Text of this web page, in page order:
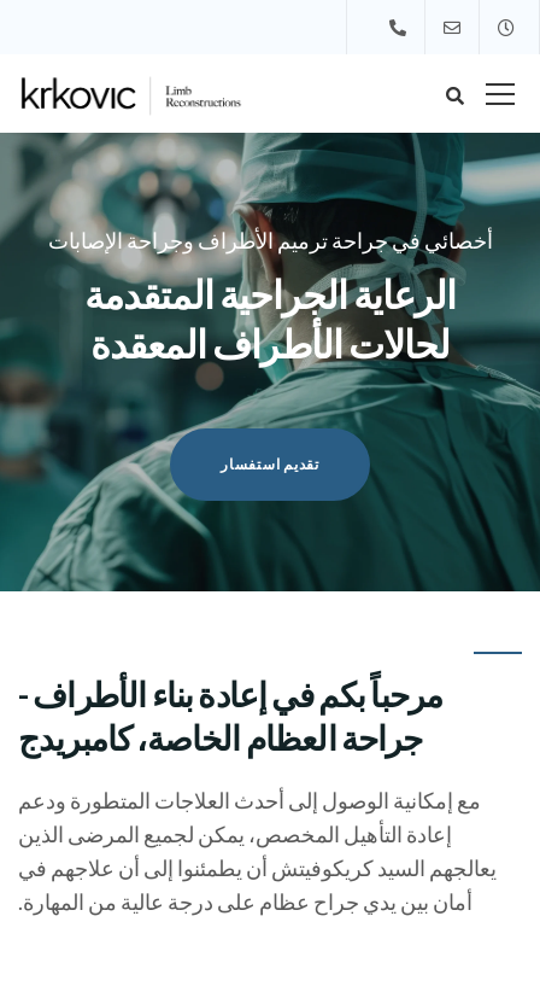
أخصائي في جراحة ترميم الأطراف وجراحة الإصابات
الرعاية الجراحية المتقدمة
لحالات الأطراف المعقدة
تقديم استفسار
مرحباً بكم في إعادة بناء الأطراف -
جراحة العظام الخاصة، كامبريدج
مع إمكانية الوصول إلى أحدث العلاجات المتطورة ودعم
إعادة التأهيل المخصص، يمكن لجميع المرضى الذين
يعالجهم السيد كريكوفيتش أن يطمئنوا إلى أن علاجهم في
أمان بين يدي جراح عظام على درجة عالية من المهارة.